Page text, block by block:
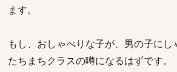
ます。
もし、おしゃべりな子が、男の子にし
たちまちクラスの噂になるはずです。